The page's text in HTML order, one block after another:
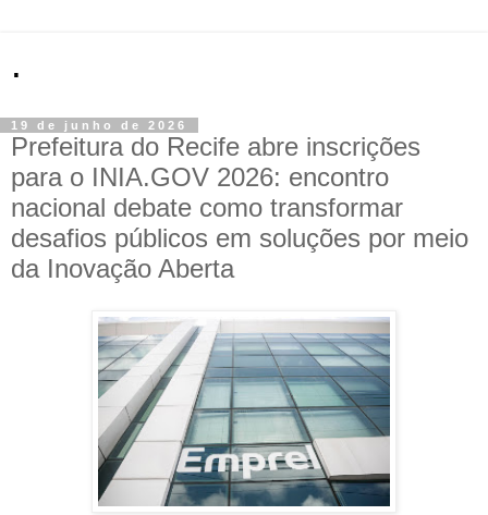
.
19 de junho de 2026
Prefeitura do Recife abre inscrições
para o INIA.GOV 2026: encontro
nacional debate como transformar
desafios públicos em soluções por meio
da Inovação Aberta